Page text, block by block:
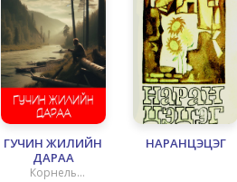
ГУЧИН ЖИЛИЙН
ДАРАА
Корнель
НАРАНЦЭЦЭГ